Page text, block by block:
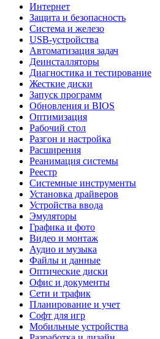
Интернет
Защита и безопасность
Система и железо
USB-устройства
Автоматизация задач
Деинсталляторы
Диагностика и тестирование
Жесткие диски
Запуск программ
Обновления и BIOS
Оптимизация
Рабочий стол
Разгон и настройка
Расширения
Реанимация системы
Реестр
Системные инструменты
Установка драйверов
Устройства ввода
Эмуляторы
Графика и фото
Видео и монтаж
Аудио и музыка
Файлы и данные
Оптические диски
Офис и документы
Сети и трафик
Планирование и учет
Софт для игр
Мобильные устройства